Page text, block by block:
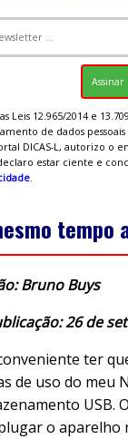
Leis 12.965/2014 e
de dados
DICAS-L, autorizo o
estar ciente e
.
tempo
Bruno Buys
26 de
ter
de uso do meu
USB.
o aparelho